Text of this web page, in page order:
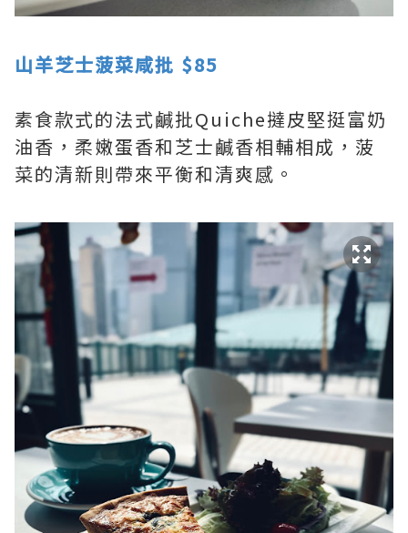
山羊芝士菠菜咸批 $85
素食款式的法式鹹批Quiche撻皮堅挺富奶
油香，柔嫩蛋香和芝士鹹香相輔相成，菠
菜的清新則帶來平衡和清爽感。